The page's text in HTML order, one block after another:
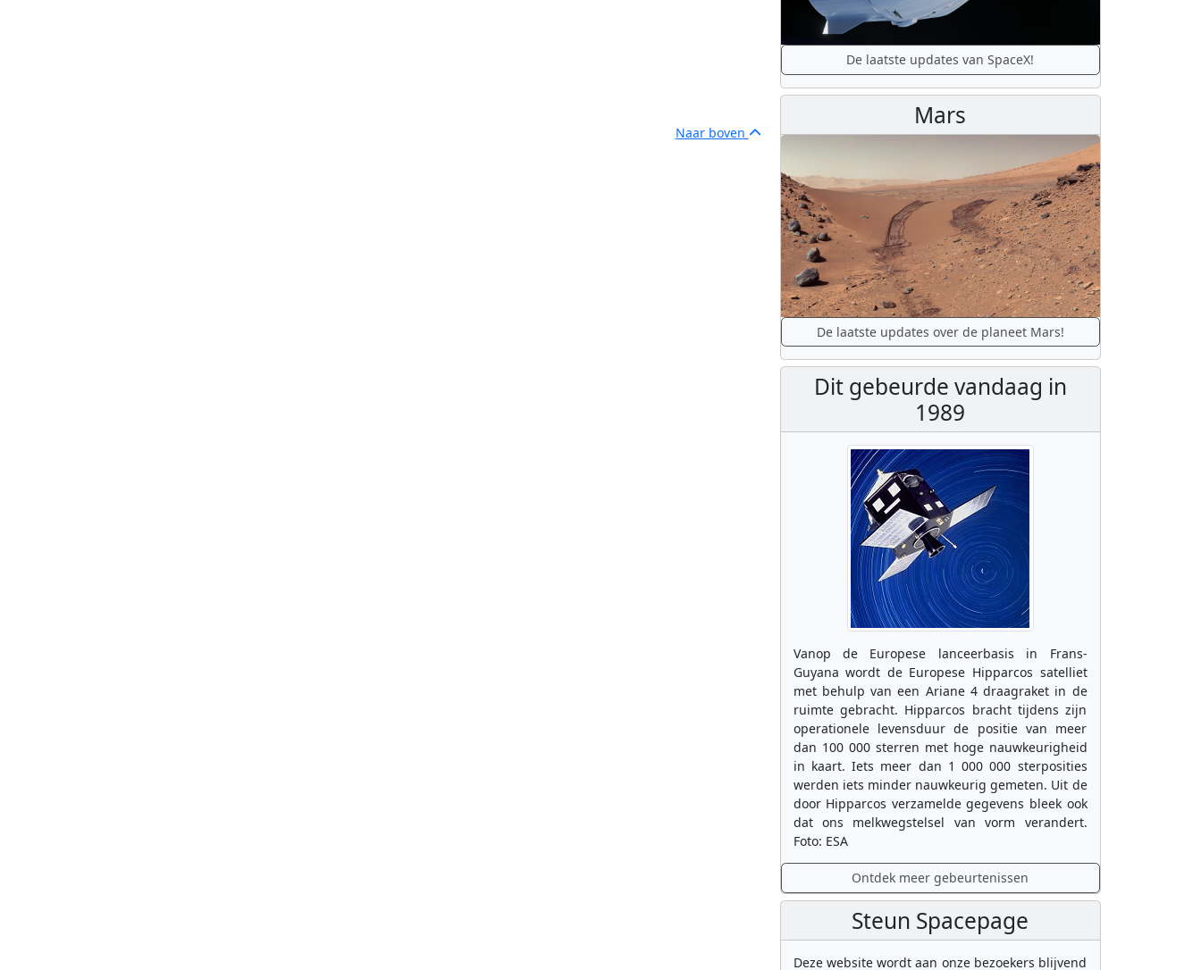
Naar boven
De laatste updates van SpaceX!
Mars
De laatste updates over de planeet Mars!
Dit gebeurde vandaag in
1989
Vanop de Europese lanceerbasis in Frans-
Guyana wordt de Europese Hipparcos satelliet
met behulp van een Ariane 4 draagraket in de
ruimte gebracht. Hipparcos bracht tijdens zijn
operationele levensduur de positie van meer
dan 100 000 sterren met hoge nauwkeurigheid
in kaart. Iets meer dan 1 000 000 sterposities
werden iets minder nauwkeurig gemeten. Uit de
door Hipparcos verzamelde gegevens bleek ook
dat ons melkwegstelsel van vorm verandert.
Foto: ESA
Ontdek meer gebeurtenissen
Steun Spacepage
Deze website wordt aan onze bezoekers blijvend